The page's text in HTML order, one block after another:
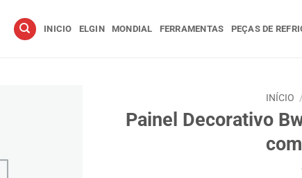
INICIO ELGIN MONDIAL FERRAMENTAS PEÇAS DE
INÍCIO /
Painel Decorativo